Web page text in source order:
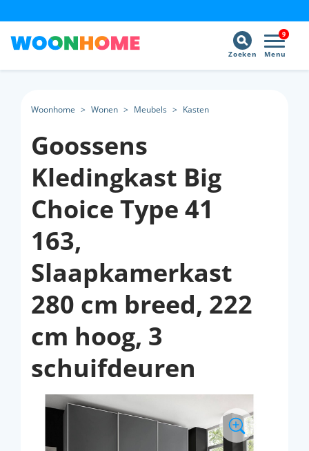
9
Menu
Zoeken
Woonhome > Wonen > Meubels > Kasten
Goossens
Kledingkast Big
Choice Type 41
163,
Slaapkamerkast
280 cm breed, 222
cm hoog, 3
schuifdeuren